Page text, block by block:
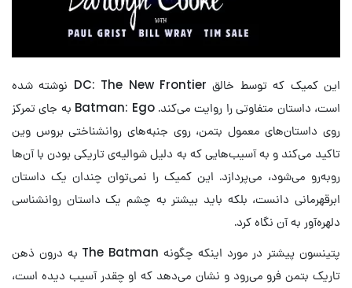
این کمیک که توسط خالق DC: The New Frontier نوشته شده
است، داستان متفاوتی را روایت می‌کند. Batman: Ego به جای تمرکز
روی داستان‌های معمول بتمن، روی جنبه‌های روانشناختی بروس وین
تاکید می‌کند و به آسیب‌هایی که به دلیل شوالیه‌ی تاریکی بودن با آن‌ها
روبه‌رو می‌شود، می‌پردازد. این کمیک را نمی‌توان چندان یک داستان
ابرقهرمانی دانست، بلکه باید بیشتر به چشم یک داستان روانشناسی
دلهره‌آور به آن نگاه کرد.
پتینسون پیشتر در مورد اینکه چگونه The Batman به درون ذهن
تاریک بتمن فرو می‌رود و نشان می‌دهد که او چقدر آسیب دیده است،